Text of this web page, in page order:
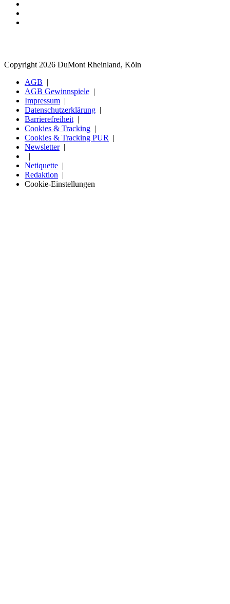
Copyright 2026 DuMont Rheinland, Köln
AGB
AGB Gewinnspiele
Impressum
Datenschutzerklärung
Barrierefreiheit
Cookies & Tracking
Cookies & Tracking PUR
Newsletter
Netiquette
Redaktion
Cookie-Einstellungen